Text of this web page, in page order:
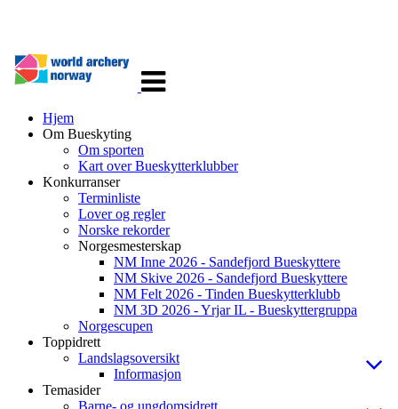
navigasjon
Hjem
Om Bueskyting
Om sporten
Kart over Bueskytterklubber
Konkurranser
Terminliste
Lover og regler
Norske rekorder
Norgesmesterskap
NM Inne 2026 - Sandefjord Bueskyttere
NM Skive 2026 - Sandefjord Bueskyttere
NM Felt 2026 - Tinden Bueskytterklubb
NM 3D 2026 - Yrjar IL - Bueskyttergruppa
Norgescupen
Toppidrett
Landslagsoversikt
Informasjon
Temasider
Barne- og ungdomsidrett